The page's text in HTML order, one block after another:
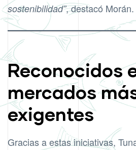
sostenibilidad”, destacó Morán.
Reconocidos
mercados
exigentes
Gracias a estas iniciativas,